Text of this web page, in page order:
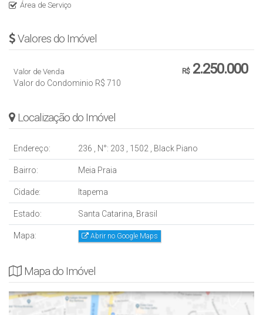
Área de Serviço
Valores do Imóvel
R$2.250.000
Valor de Venda
Valor do Condominio R$ 710
Localização do Imóvel
Endereço: 236 N°: 203 1502 Black Piano
Bairro: Meia Praia
Cidade: Itapema
Estado: Santa Catarina, Brasil
Mapa: Abrir no Google Maps
Mapa do Imóvel